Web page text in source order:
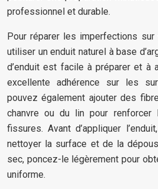
professionnel et durable.
Pour réparer les imperfections
utiliser un enduit naturel à base
d’enduit est facile à préparer et à
excellente adhérence sur les
pouvez également ajouter des
chanvre ou du lin pour renforcer
fissures. Avant d’appliquer
nettoyer la surface et de la
sec, poncez-le légèrement pour
uniforme.